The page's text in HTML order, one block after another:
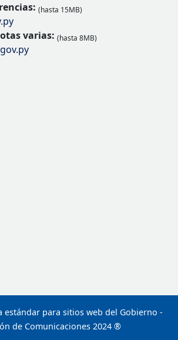
(hasta 15MB)
varias: (hasta 8MB)
estándar para sitios web del Gobierno -
de Comunicaciones 2024 ®